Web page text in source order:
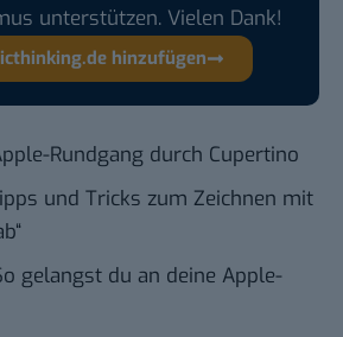
unterstützen. Vielen Dank!
hinzufügen
Rundgang durch Cupertino
und Tricks zum Zeichnen mit
gelangst du an deine Apple-